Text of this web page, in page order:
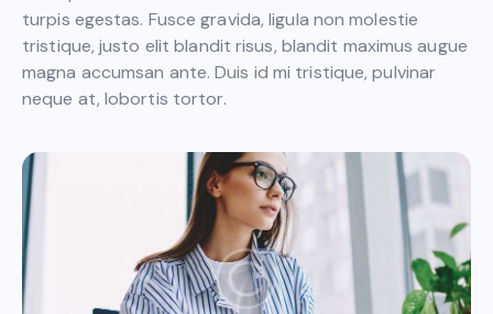
turpis egestas. Fusce gravida, ligula non molestie
tristique, justo elit blandit risus, blandit maximus augue
magna accumsan ante. Duis id mi tristique, pulvinar
neque at, lobortis tortor.